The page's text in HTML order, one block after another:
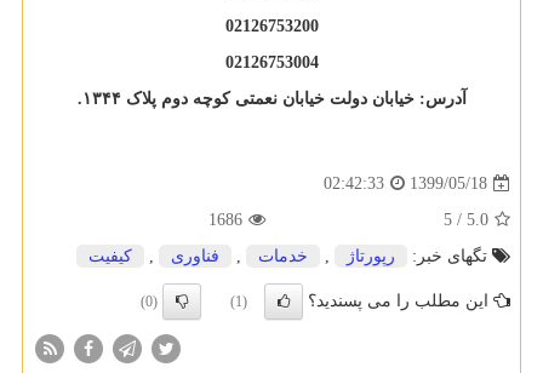
02126753200
02126753004
آدرس: خیابان دولت خیابان نعمتی کوچه دوم پلاک۱۳۴۴ .
1399/05/18
02:42:33
5.0
/ 5
1686
تگهای خبر:
رپورتاژ , خدمات , فناوری , كیفیت
این مطلب را می پسندید؟ (1)
(0)